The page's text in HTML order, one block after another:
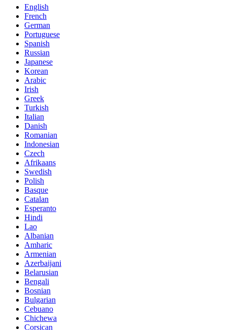
English
French
German
Portuguese
Spanish
Russian
Japanese
Korean
Arabic
Irish
Greek
Turkish
Italian
Danish
Romanian
Indonesian
Czech
Afrikaans
Swedish
Polish
Basque
Catalan
Esperanto
Hindi
Lao
Albanian
Amharic
Armenian
Azerbaijani
Belarusian
Bengali
Bosnian
Bulgarian
Cebuano
Chichewa
Corsican